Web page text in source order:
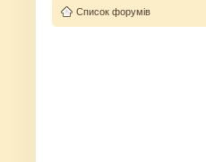
Список форумів